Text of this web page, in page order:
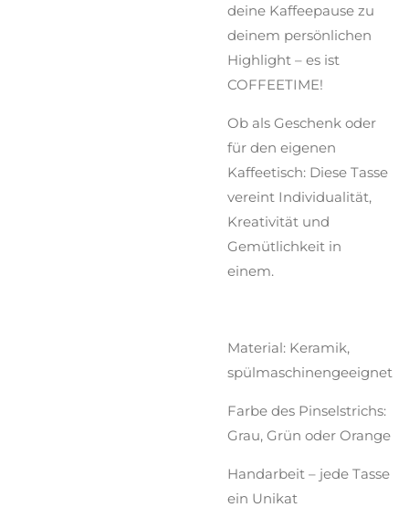
deine Kaffeepause zu
deinem persönlichen
Highlight – es ist
COFFEETIME!
Ob als Geschenk oder
für den eigenen
Kaffeetisch: Diese Tasse
vereint Individualität,
Kreativität und
Gemütlichkeit in
einem.
Material: Keramik,
spülmaschinengeeignet
Farbe des Pinselstrichs:
Grau, Grün oder Orange
Handarbeit – jede Tasse
ein Unikat